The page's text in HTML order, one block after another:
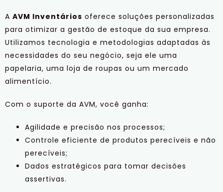
A AVM Inventários oferece soluções personalizadas
para otimizar a gestão de estoque da sua empresa.
Utilizamos tecnologia e metodologias adaptadas às
necessidades do seu negócio, seja ele uma
papelaria, uma loja de roupas ou um mercado
alimentício.
Com o suporte da AVM, você ganha:
Agilidade e precisão nos processos;
Controle eficiente de produtos perecíveis e não
perecíveis;
Dados estratégicos para tomar decisões
assertivas.